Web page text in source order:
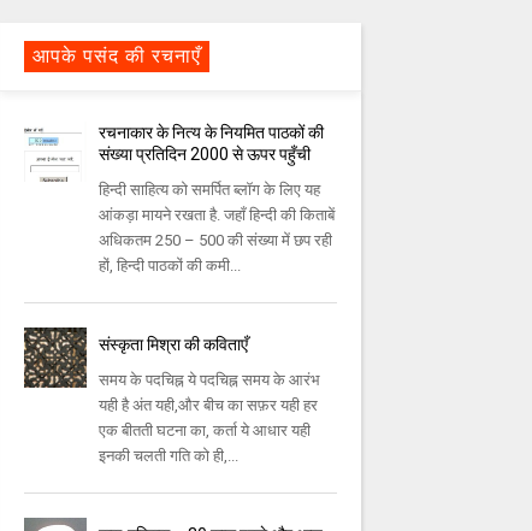
आपके पसंद की रचनाएँ
रचनाकार के नित्य के नियमित पाठकों की
संख्या प्रतिदिन 2000 से ऊपर पहुँची
हिन्दी साहित्य को समर्पित ब्लॉग के लिए यह
आंकड़ा मायने रखता है. जहाँ हिन्दी की किताबें
अधिकतम 250 – 500 की संख्या में छप रही
हों, हिन्दी पाठकों की कमी...
संस्कृता मिश्रा की कविताएँ
समय के पदचिह्न ये पदचिह्न समय के आरंभ
यही है अंत यही,और बीच का सफ़र यही हर
एक बीतती घटना का, कर्ता ये आधार यही
इनकी चलती गति को ही,...